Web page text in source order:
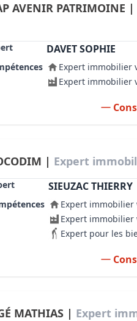
AVENIR PATRIMOINE |
DAVET SOPHIE
Expert immobilier
Expert immobilier
| Expert
SIEUZAC THIERRY
Expert
Expert
Expert pour les
MATHIAS | Expert